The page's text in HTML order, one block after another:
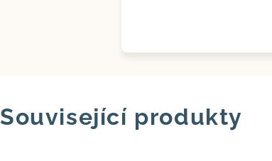
Související produkty